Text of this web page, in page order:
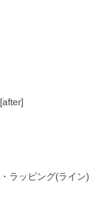
[after]
・ラッピング(ライン)